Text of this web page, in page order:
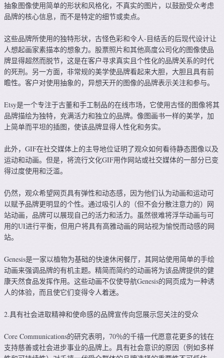
抽象图像使用简单的形状和风格化，不真实的图片，以鼓励受众考虑
品牌的核心信息，而不是特定的细节或卖点。
这些品牌所使用的独特形状，古怪色彩和令人-目结舌的后现代设计让
人想起画家素描本的想象力。股票照片和其他高度公司化的图像使品
牌显得超然而脱节，这是在客户寻求真实且个性化的品牌关系的时代
的死刑。另一方面，非常规的美学使品牌看起来大胆，大胆且具有前
瞻性。客户对使用抽象的，异想天开的图像的品牌表示关注和参与。
Etsy是一个专注于古董和手工制品的在线市场，它使用古怪的图像将其
品牌描绘为独特，充满活力和独立的品牌。像图画书一样的美学，加
上简单而平坦的插图，使该品牌显得人性化和务实。
此外，GIF在社交媒体上的主导地位证明了观众如何看待静态图像以及
运动和动画。但是，将流行文化GIF用作网站或社交媒体的一部分已变
得过度使用和泛滥。
仍然，观众希望网页具有弹性和动态感，因为他们认为动画和运动可
以赋予品牌更明显的个性。通过吸引人的（但不会分散注意力的）网
站动画，品牌可以展现自己的活力和活力。虽然很难将浮华动画与可
用的UI进行平衡，但用户将具有高雅动画的网站视为愉悦而动感的网
站。
Genesis是一家以植物为基础的快速休闲餐厅，其网站使用简单的手绘
动画来强调品牌的有机主题。精简而简约的动画将为该品牌提供的健
康天然食品发挥作用。这些动画不仅使导航Genesis的网页成为一种诱
人的体验，而且使它们变得令人着迷。
2.具有社会进取精神和使命感的品牌宣传向您展示您关注的受众
Core Communications的研究表明，70％的千禧一代愿意花更多的钱在
支持慈善或社会进步事业的品牌上。具有社会意识的原因（例如多样